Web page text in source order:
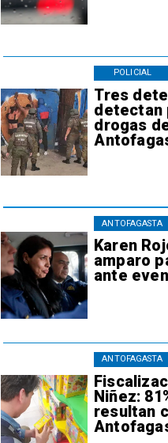
Tres
detectan
drogas
POLICIAL
Karen
amparo
ante
ANTOFAGASTA
Niñez:
resultan
ANTOFAGASTA